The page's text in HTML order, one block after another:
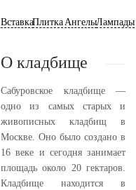
ВставкаПлитка АнгелыЛампады
О кладбище
Сабуровское кладбище —
одно из самых старых и
живописных кладбищ в
Москве. Оно было создано в
16 веке и сегодня занимает
площадь около 20 гектаров.
Кладбище находится в